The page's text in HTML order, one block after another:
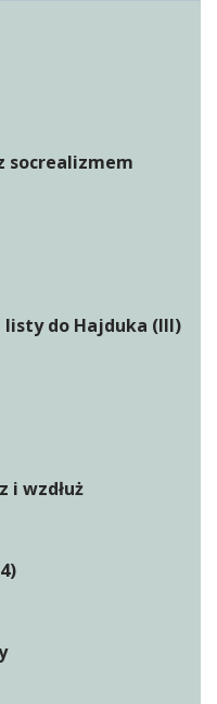
socrealizmem
do Hajduka (III)
i wzdłuż